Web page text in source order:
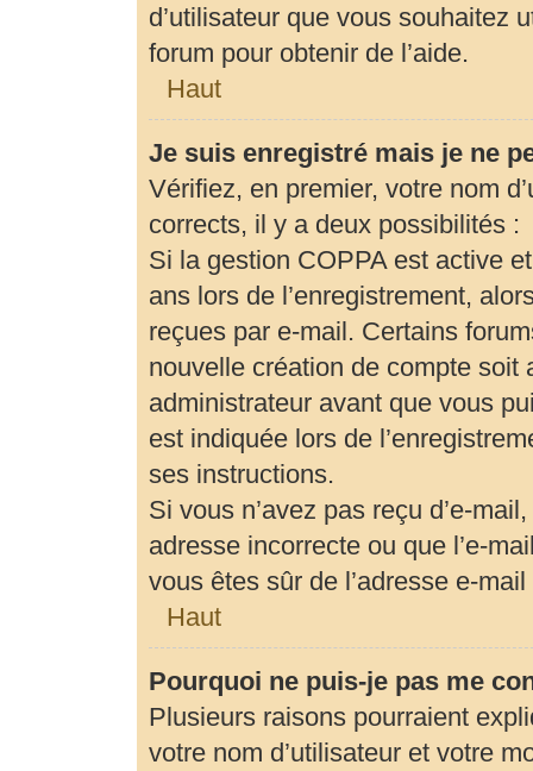
d’utilisateur que vous souhaitez
forum pour obtenir de l’aide.
Haut
Je suis enregistré mais je ne
Vérifiez, en premier, votre nom
corrects, il y a deux possibilités :
Si la gestion COPPA est active
ans lors de l’enregistrement,
reçues par e-mail. Certains
nouvelle création de compte soit
administrateur avant que vous
est indiquée lors de
ses instructions.
Si vous n’avez pas reçu d’e-
adresse incorrecte ou que l’e-
vous êtes sûr de l’adresse e-
Haut
Pourquoi ne puis-je pas me
Plusieurs raisons pourraient
votre nom d’utilisateur et votre